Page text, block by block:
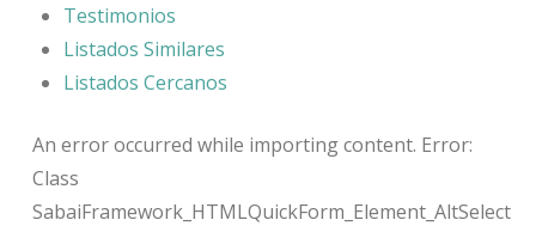
Testimonios
Listados Similares
Listados Cercanos
An error occurred while importing content. Error:
Class
SabaiFramework_HTMLQuickForm_Element_AltSelect